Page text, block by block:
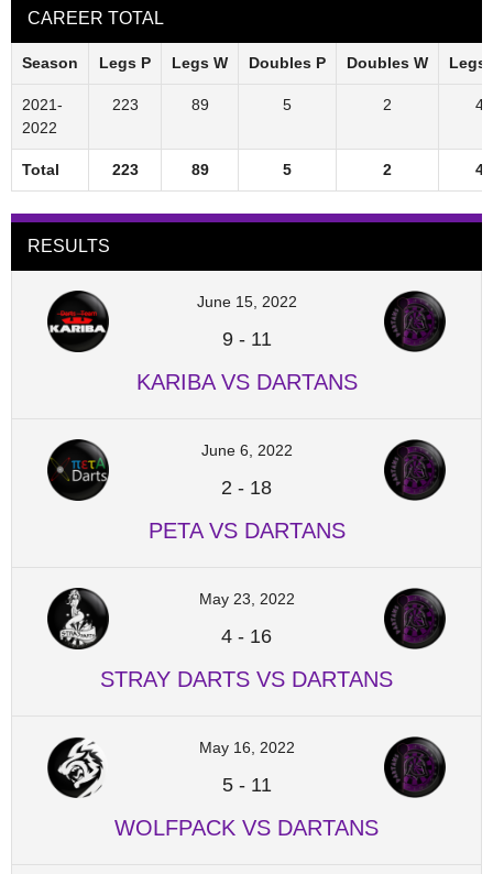
CAREER TOTAL
Season Legs P Legs W Doubles P Doubles W Legs
2021-
2022
223 89 5 2 40
Total 223 89 5 2 40
RESULTS
June 15, 2022
9- 11
KARIBA VS DARTANS
June 6, 2022
2 - 18
PETA VS DARTANS
May 23, 2022
4 - 16
STRAY DARTS VS DARTANS
May 16, 2022
5- 11
WOLFPACK VS DARTANS